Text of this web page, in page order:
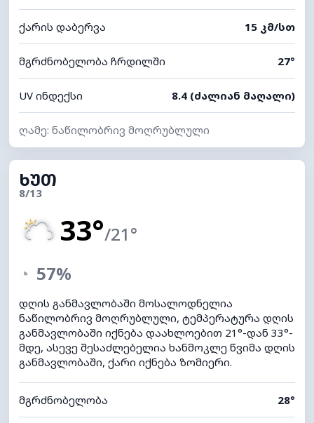
ქარის დაბერვა 15 კმ/სთ
მგრძნობელობა ჩრდილში 27°
UV ინდექსი 8.4 (ძალიან მაღალი)
ღამე: ნაწილობრივ მოღრუბლული
ᲮᲣᲗ
8/13
33°/21°
◔ 57%
დღის განმავლობაში მოსალოდნელია
ნაწილობრივ მოღრუბლული, ტემპერატურა დღის
განმავლობაში იქნება დაახლოებით 21°-დან 33°-
მდე, ასევე შესაძლებელია ხანმოკლე წვიმა დღის
განმავლობაში, ქარი იქნება ზომიერი.
მგრძნობელობა 28°